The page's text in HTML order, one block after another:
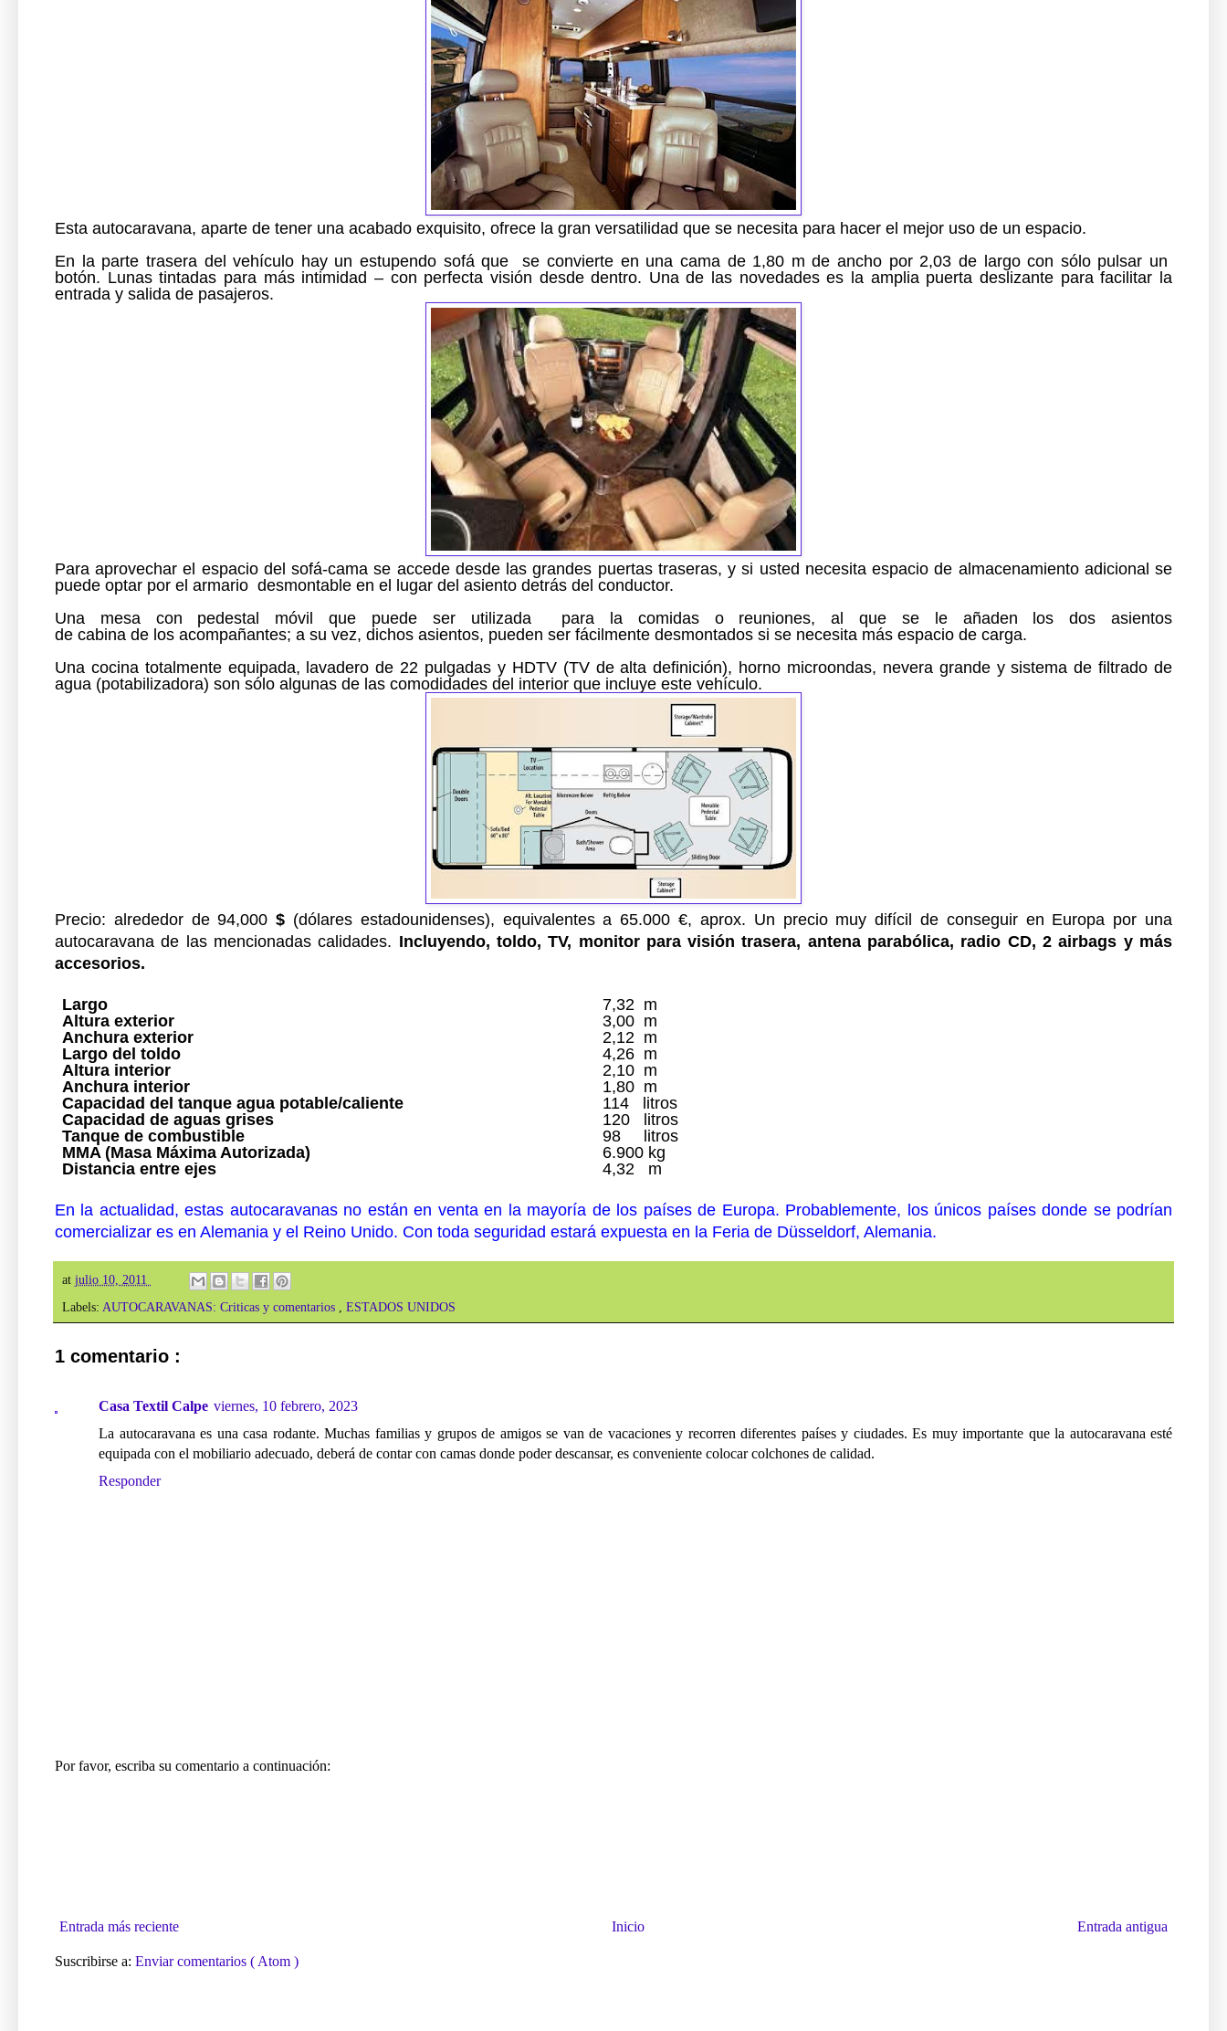
Esta autocaravana, aparte de tener una acabado exquisito, ofrece la gran versatilidad que se necesita para hacer el mejor uso de un espacio.
En la parte trasera del vehículo hay un estupendo sofá que se convierte en una cama de 1,80 m de ancho por 2,03 de largo con sólo pulsar un
botón. Lunas tintadas para más intimidad – con perfecta visión desde dentro. Una de las novedades es la amplia puerta deslizante para facilitar la
entrada y salida de pasajeros.
Para aprovechar el espacio del sofá-cama se accede desde las grandes puertas traseras, y si usted necesita espacio de almacenamiento adicionalse
puede optar por el armario desmontable en el lugar del asiento detrás del conductor.
Una mesa con pedestal móvil que
puede ser utilizada para la comidas o reuniones,al que se le añaden los dos
asientos
de cabina de los acompañantes; a su vez, dichos asientos, pueden ser fácilmente desmontados si se necesita más espacio de carga.
Una cocina totalmente equipada, lavadero de 22 pulgadas y HDTV (TV de alta definición), horno microondas, nevera grande y sistema de filtrado de
agua (potabilizadora) son sólo algunas de las comodidades del interior que incluye este vehículo.
Precio: alrededor de 94,000$ (dólares estadounidenses), equivalentes a 65.000 €, aprox. Un precio muy difícil de conseguir en Europa por una
autocaravana de las mencionadas calidades. Incluyendo, toldo, TV, monitor para visión trasera, antena parabólica, radio CD, 2 airbags y más
accesorios.
Largo
7,32 m
Altura exterior
3,00 m
Anchura exterior
2,12 m
Largo del toldo
4,26 m
Altura interior
2,10 m
Anchura interior
1,80 m
Capacidad del tanque agua potable/caliente
114 litros
Capacidad de aguas grises
120 litros
Tanque de combustible
98 litros
MMA (Masa Máxima Autorizada)
6.900 kg
Distancia entre ejes
4,32 m
En la actualidad, estas autocaravanas no están en venta en la mayoría de los países de Europa. Probablemente, los únicos países donde se podrían
comercializar es en Alemania y el Reino Unido. Con toda seguridad estará expuesta en la Feria de Düsseldorf, Alemania.
at julio 10, 2011
Labels: AUTOCARAVANAS: Criticas y comentarios ESTADOS UNIDOS
1 comentario :
Casa Textil Calpe viernes, 10 febrero, 2023
La autocaravana es una casa rodante. Muchas familias y grupos de amigos se van de vacaciones y recorren diferentes países y ciudades. Es muy importante que la autocaravana esté
equipada con el mobiliario adecuado, deberá de contar con camas donde poder descansar, es conveniente colocar colchones de calidad.
Responder
Por favor, escriba su comentario a continuación:
Entrada más reciente Entrada antigua
Inicio
Suscribirse a: Enviar comentarios ( Atom )